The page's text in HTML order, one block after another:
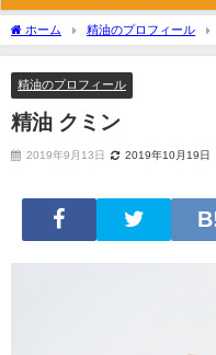
ホーム 精油のプロフィール
精油のプロフィール
精油 クミン
2019年9月13日 2019年10月19日